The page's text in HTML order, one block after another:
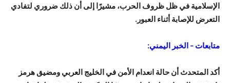
الإسلامية في ظل ظروف الحرب، مشيرًا إلى أن ذلك ضروري لتفادي
التعرض للإصابة أثناء العبور.
متابعات – الخبر اليمني:
أكد المتحدث أن حالة انعدام الأمن في الخليج العربي ومضيق هرمز